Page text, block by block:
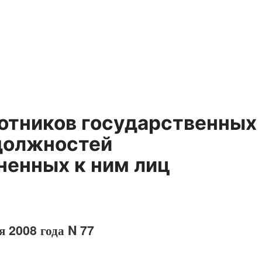
государственных
к ним лиц
2008 года N 77